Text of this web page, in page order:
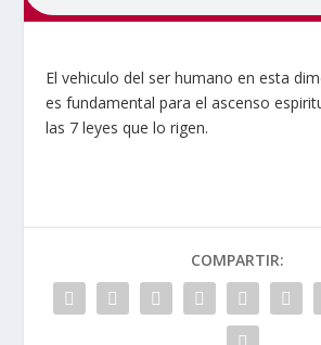
El vehiculo del ser humano en esta
es fundamental para el ascenso
las 7 leyes que lo rigen.
COMPARTIR: